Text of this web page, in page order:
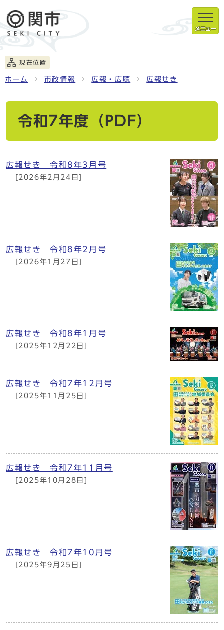
メニュー
現在位置
ホーム 市政情報 広報・広聴 広報せき
令和7年度（PDF）
広報せき 令和8年3月号
[2026年2月24日]
広報せき 令和8年2月号
[2026年1月27日]
広報せき 令和8年1月号
[2025年12月22日]
広報せき 令和7年12月号
[2025年11月25日]
広報せき 令和7年11月号
[2025年10月28日]
広報せき 令和7年10月号
[2025年9月25日]